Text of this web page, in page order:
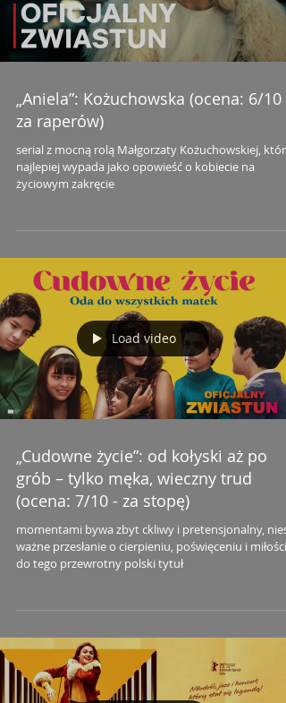
„Aniela”: Kożuchowska (ocena: 6/10 -
za raperów)
serial z mocną rolą Małgorzaty Kożuchowskiej, który
najlepiej wypada jako opowieść o kobiecie na
życiowym zakręcie
Load video
„Cudowne życie”: od kołyski aż po
grób – tylko męka, wieczny trud
(ocena: 7/10 - za stopę)
momentami bywa zbyt ckliwy i pretensjonalny,
ważne przesłanie o cierpieniu, poświęceniu i miłości,
do tego przewrotny polski tytuł